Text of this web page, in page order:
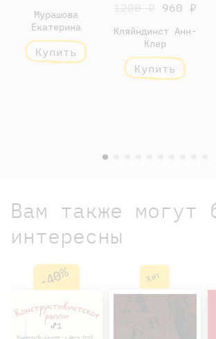
Мурашова
Екатерина
Купить
1200 ₽960 ₽
Кляйндинст Анн-
Клер
Купить
Вам также могут
интересны
-40% Хит